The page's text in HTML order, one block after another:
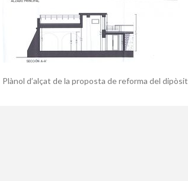
Plànol d’alçat de la proposta de reforma del dipòsit